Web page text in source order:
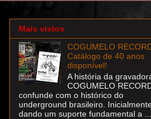
Mais vistos
COGUMELO
Catálogo de 40 anos
disponível!
A história da
COGUMELO
confunde com o histórico do
underground brasileiro.
dando um suporte fundamental a ...